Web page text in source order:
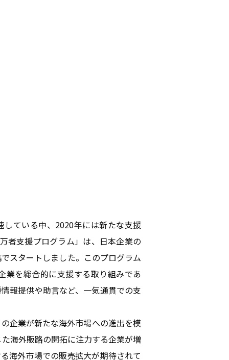
ている中、2020年には新たな支援
者支援プログラム」は、日本企業の
スタートしました。このプログラム
業を総合的に支援する取り組みであ
報提供や助言など、一気通貫での支
企業が新たな海外市場への進出を模
海外販路の開拓に注力する企業が増
海外市場での販売拡大が期待されて